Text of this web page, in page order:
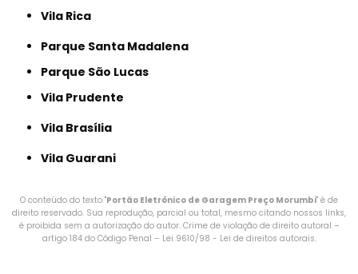
Vila Rica
Parque Santa Madalena
Parque São Lucas
Vila Prudente
Vila Brasília
Vila Guarani
O conteúdo do texto "Portão Eletrônico de Garagem Preço Morumbi" é de
direito reservado. Sua reprodução, parcial ou total, mesmo citando nossos links,
é proibida sem a autorização do autor. Crime de violação de direito autoral –
artigo 184 do Código Penal – Lei 9610/98 - Lei de direitos autorais.